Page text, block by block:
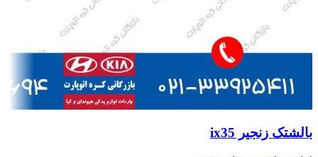
بالشتک زنجیر ix35